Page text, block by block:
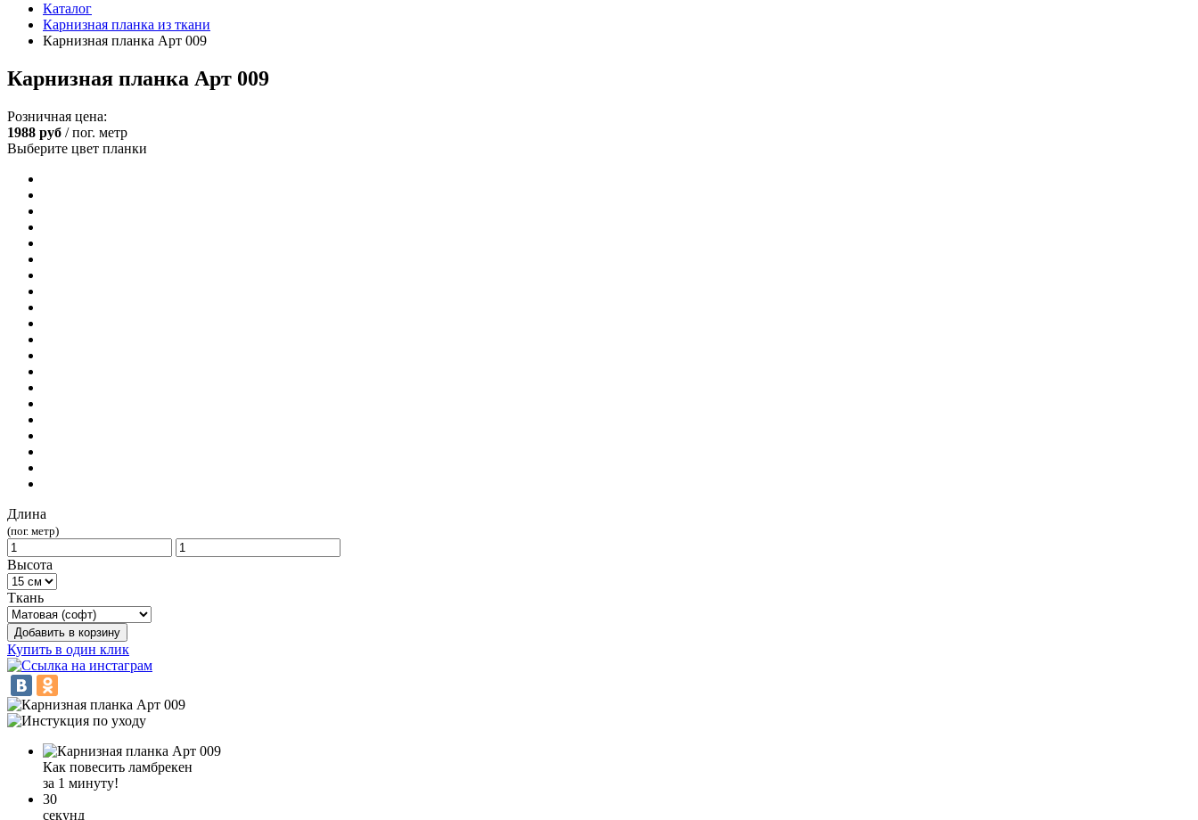
Каталог
Карнизная планка из ткани
Карнизная планка Арт 009
Карнизная планка Арт 009
Розничная цена:
1988 руб / пог. метр
Выберите цвет планки
Длина
(пог. метр)
Высота
Ткань
Добавить в корзину
Купить в один клик
Как повесить ламбрекен
за 1 минуту!
30
секунд